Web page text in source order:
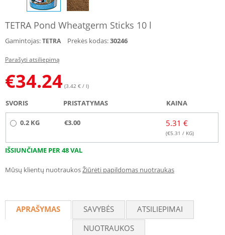
TETRA Pond Wheatgerm Sticks 10 l
Gamintojas:TETRA Prekės kodas:30246
Parašyti atsiliepimą
€34.24 (3.42 € / l)
SVORIS PRISTATYMAS KAINA
0.2 KG €3.00 5.31 €
(€5.31 / KG)
IŠSIUNČIAME PER 48 VAL
Mūsų klientų nuotraukosŽiūrėti papildomas nuotraukas
APRAŠYMAS SAVYBĖS
ATSILIEPIMAI
NUOTRAUKOS